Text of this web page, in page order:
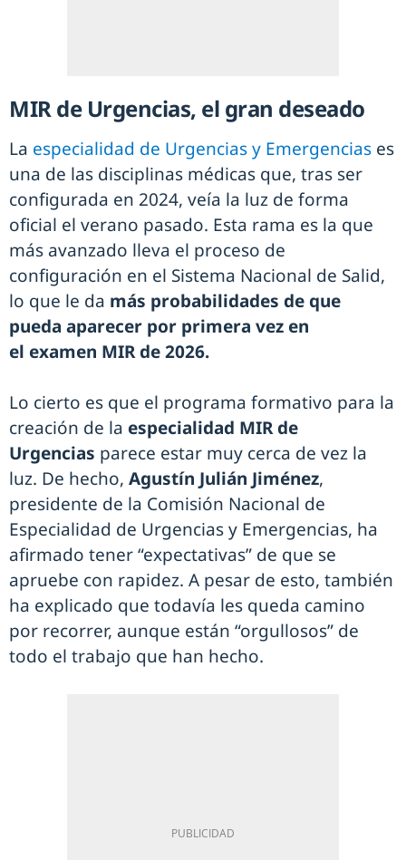
MIR de Urgencias, el gran deseado
La especialidad de Urgencias y Emergencias es
una de las disciplinas médicas que, tras ser
configurada en 2024, veía la luz de forma
oficial el verano pasado. Esta rama es la que
más avanzado lleva el proceso de
configuración en el Sistema Nacional de Salid,
lo que le da más probabilidades de que
pueda aparecer por primera vez en
el examen MIR de 2026.
Lo cierto es que el programa formativo para la
creación de la especialidad MIR de
Urgencias parece estar muy cerca de vez la
luz. De hecho, Agustín Julián Jiménez,
presidente de la Comisión Nacional de
Especialidad de Urgencias y Emergencias, ha
afirmado tener “expectativas” de que se
apruebe con rapidez. A pesar de esto, también
ha explicado que todavía les queda camino
por recorrer, aunque están “orgullosos” de
todo el trabajo que han hecho.